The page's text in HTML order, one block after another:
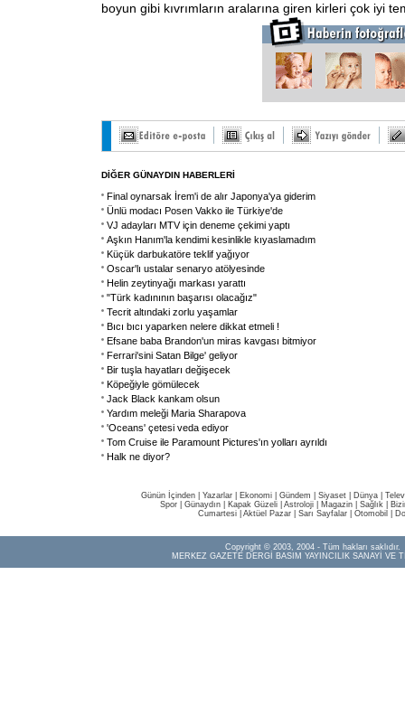
boyun gibi kıvrımların aralarına giren kirleri çok iyi
DİĞER GÜNAYDIN HABERLERİ
Final oynarsak İrem'i de alır Japonya'ya giderim
Ünlü modacı Posen Vakko ile Türkiye'de
VJ adayları MTV için deneme çekimi yaptı
Aşkın Hanım'la kendimi kesinlikle kıyaslamadım
Küçük darbukatöre teklif yağıyor
Oscar'lı ustalar senaryo atölyesinde
Helin zeytinyağı markası yarattı
"Türk kadınının başarısı olacağız"
Tecrit altındaki zorlu yaşamlar
Bıcı bıcı yaparken nelere dikkat etmeli !
Efsane baba Brandon'un miras kavgası bitmiyor
Ferrari'sini Satan Bilge' geliyor
Bir tuşla hayatları değişecek
Köpeğiyle gömülecek
Jack Black kankam olsun
Yardım meleği Maria Sharapova
'Oceans' çetesi veda ediyor
Tom Cruise ile Paramount Pictures'ın yolları ayrıldı
Halk ne diyor?
Günün İçinden Yazarlar Ekonomi Gündem Siyaset Dünya |
Spor
Günaydın Kapak Güzeli Astroloji Magazin Sağlık
Cumartesi| Aktüel Pazar| Sarı Sayfalar| Otomobil
Copyright © 2003, 2004 - Tüm hakları saklıdır.
MERKEZ GAZETE DERGİ BASIM YAYINCILIK SANAYİ VE